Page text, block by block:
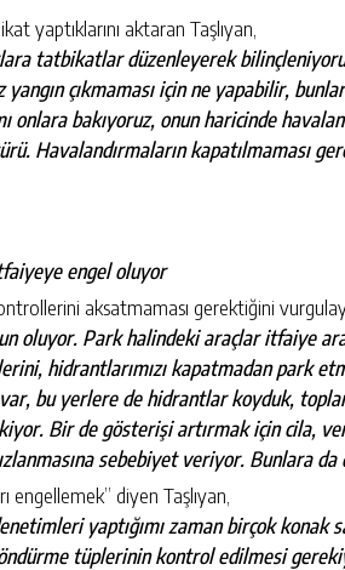
yaptıklarını aktaran Taşlıyan,
tatbikatlar düzenleyerek
yangın çıkmaması için ne yapabilir,
onlara bakıyoruz, onun haricinde
Havalandırmaların kapatılmaması
engel oluyor
aksatmaması gerektiğini
oluyor. Park halindeki araçlar itfaiye
hidrantlarımızı kapatmadan park
bu yerlere de hidrantlar koyduk,
Bir de gösterişi artırmak için cila,
sebebiyet veriyor. Bunlara
engellemek” diyen Taşlıyan,
yaptığımı zaman birçok
tüplerinin kontrol edilmesi